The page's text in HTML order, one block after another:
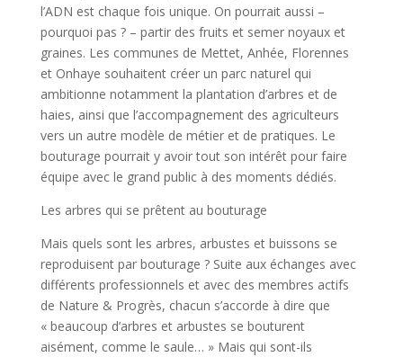
l’ADN est chaque fois unique. On pourrait aussi –
pourquoi pas ? – partir des fruits et semer noyaux et
graines. Les communes de Mettet, Anhée, Florennes
et Onhaye souhaitent créer un parc naturel qui
ambitionne notamment la plantation d’arbres et de
haies, ainsi que l’accompagnement des agriculteurs
vers un autre modèle de métier et de pratiques. Le
bouturage pourrait y avoir tout son intérêt pour faire
équipe avec le grand public à des moments dédiés.
Les arbres qui se prêtent au bouturage
Mais quels sont les arbres, arbustes et buissons se
reproduisent par bouturage ? Suite aux échanges avec
différents professionnels et avec des membres actifs
de Nature & Progrès, chacun s’accorde à dire que
« beaucoup d’arbres et arbustes se bouturent
aisément, comme le saule… » Mais qui sont-ils